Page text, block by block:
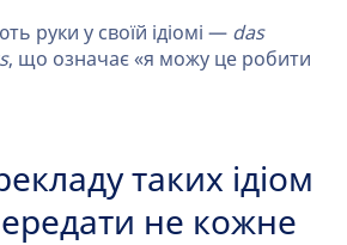
руки у своїй ідіомі — das
, що означає «я можу це робити
таких ідіом
не кожне